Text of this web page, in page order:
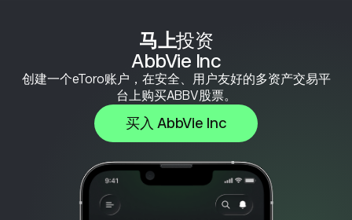
马上投资
AbbVie Inc
创建一个eToro账户，在安全、用户友好的多资产交易平
台上购买ABBV股票。
买入 AbbVie Inc